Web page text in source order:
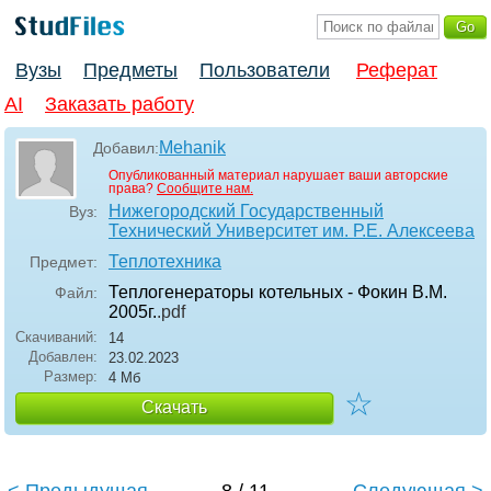
Вузы Предметы Пользователи
Реферат
AI
Заказать работу
Добавил:Mehanik
Опубликованный материал нарушает ваши авторские
права? Сообщите нам.
Вуз:
Нижегородский Государственный
Технический Университет им. Р.Е. Алексеева
Предмет: Теплотехника
Файл:
Теплогенераторы котельных - Фокин В.М.
2005г..pdf
Скачиваний:
14
Добавлен:
23.02.2023
Размер:
4 Мб
Скачать ☆